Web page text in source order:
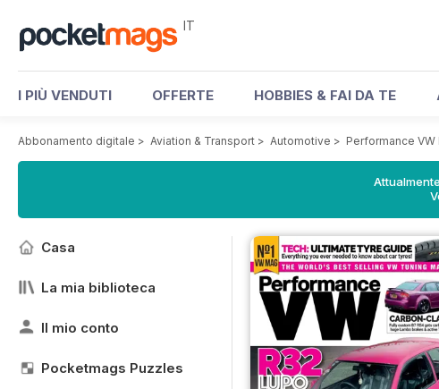
IT
I PIÙ VENDUTI OFFERTE HOBBIES & FAI DA TE
Abbonamento digitale > Aviation & Transport > Automotive > Performance VW
Casa
La mia biblioteca
Il mio conto
Pocketmags Puzzles